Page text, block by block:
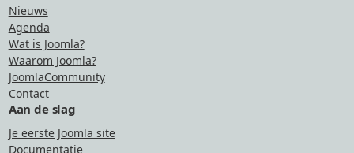
Nieuws
Agenda
Wat is Joomla?
Waarom Joomla?
JoomlaCommunity
Contact
Aan de slag
Je eerste Joomla site
Documentatie